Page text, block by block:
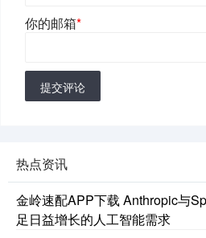
你的邮箱*
提交评论
热点资讯
金岭速配APP下载 Anthropic与
足日益增长的人工智能需求